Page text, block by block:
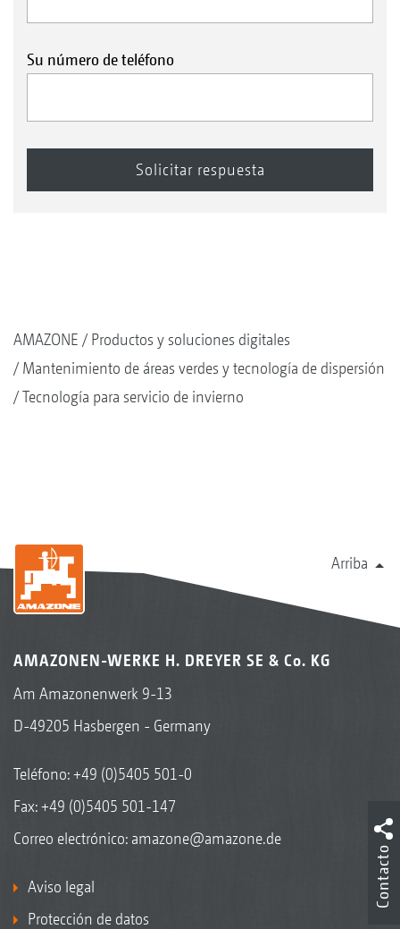
Su número de teléfono
AMAZONE
Productos y soluciones digitales
Mantenimiento de áreas verdes y tecnología de dispersión
Tecnología para servicio de invierno
Arriba
AMAZONEN-WERKE H. DREYER SE & Co. KG
Am Amazonenwerk 9-13
D-49205 Hasbergen - Germany
Teléfono:+49 (0)5405 501-0
Fax: +49 (0)5405 501-147
Correo electrónico: amazone@amazone.de
Aviso legal
Protección de datos
Contacto